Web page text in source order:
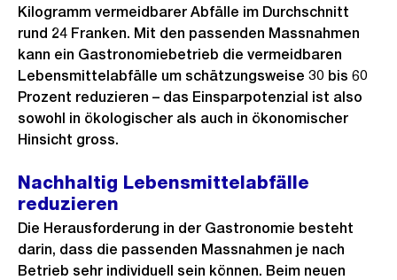
Kilogramm vermeidbarer Abfälle im Durchschnitt
rund 24 Franken. Mit den passenden Massnahmen
kann ein Gastronomiebetrieb die vermeidbaren
Lebensmittelabfälle um schätzungsweise 30 bis 60
Prozent reduzieren – das Einsparpotenzial ist also
sowohl in ökologischer als auch in ökonomischer
Hinsicht gross.
Nachhaltig Lebensmittelabfälle
reduzieren
Die Herausforderung in der Gastronomie besteht
darin, dass die passenden Massnahmen je nach
Betrieb sehr individuell sein können. Beim neuen